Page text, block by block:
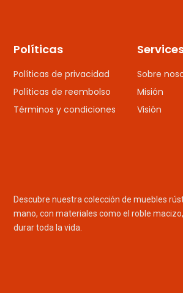
Descubre nuestra colección de muebles
mano, con materiales como el roble
durar toda la vida.
Sobre
Misión
Visión
Políticas
Políticas de privacidad
Políticas de reembolso
Términos y condiciones